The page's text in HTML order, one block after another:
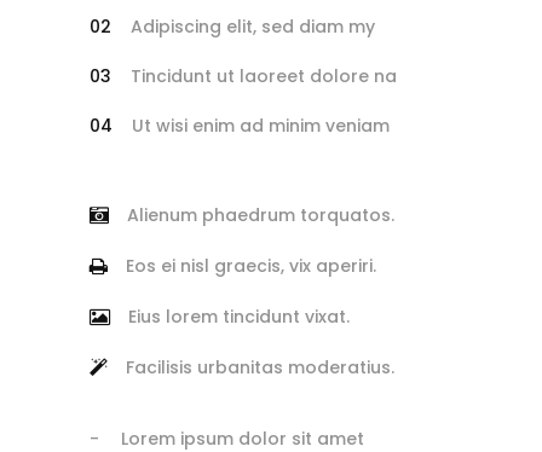
Adipiscing elit, sed diam my
Tincidunt ut laoreet dolore na
Ut wisi enim ad minim veniam
Alienum phaedrum torquatos.
Eos ei nisl graecis, vix aperiri.
Eius lorem tincidunt vixat.
Facilisis urbanitas moderatius.
Lorem ipsum dolor sit amet